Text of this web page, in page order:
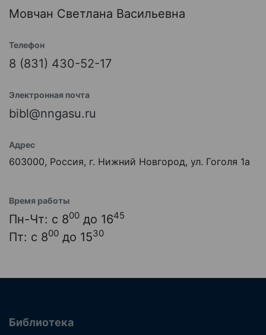
Мовчан Светлана Васильевна
Телефон
8 (831) 430-52-17
Электронная почта
bibl@nngasu.ru
Адрес
603000, Россия, г. Нижний Новгород, ул. Гоголя 1а
Время работы
Пн-Чт: с 800 до 1645
Пт: с 800 до 1530
Библиотека